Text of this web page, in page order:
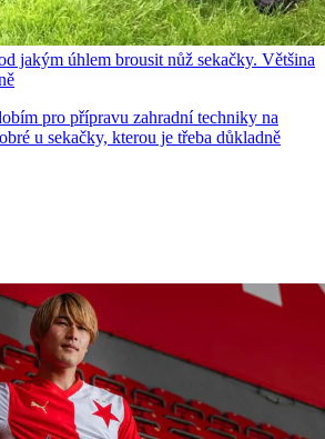
jakým úhlem brousit nůž sekačky. Většina
pro přípravu zahradní techniky na
u sekačky, kterou je třeba důkladně